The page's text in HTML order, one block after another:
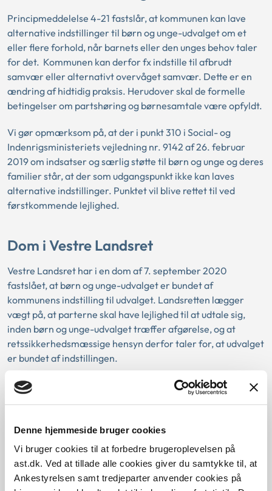
Denne hjemmeside bruger cookies
Vi bruger cookies til at forbedre brugeroplevelsen på
ast.dk. Ved at tillade alle cookies giver du samtykke til, at
Ankestyrelsen samt tredjeparter anvender cookies på
Principmeddelelse 4-21 fastslår, at kommunen kan lave
alternative indstillinger til børn og unge-udvalget om et
eller flere forhold, når barnets eller den unges behov taler
for det. Kommunen kan derfor fx indstille til afbrudt
samvær eller alternativt overvåget samvær. Dette er en
ændring af hidtidig praksis. Herudover skal de formelle
betingelser om partshøring og børnesamtale være opfyldt.
Vi gør opmærksom på, at der i punkt 310 i Social- og
Indenrigsministeriets vejledning nr. 9142 af 26. februar
2019 om indsatser og særlig støtte til børn og unge og deres
familier står, at der som udgangspunkt ikke kan laves
alternative indstillinger. Punktet vil blive rettet til ved
førstkommende lejlighed.
Dom i Vestre Landsret
Vestre Landsret har i en dom af 7. september 2020
fastslået, at børn og unge-udvalget er bundet af
kommunens indstilling til udvalget. Landsretten lægger
vægt på, at parterne skal have lejlighed til at udtale sig,
inden børn og unge-udvalget træffer afgørelse, og at
retssikkerhedsmæssige hensyn derfor taler for, at udvalget
er bundet af indstillingen.
Sag i Vestre Landsret:
Der var tale om en sag, hvor Ankestyrelsen og
byretten havde tiltrådt, at der var truffet afgørelse
efter servicelovens § 71, stk. 4, om at afbryde